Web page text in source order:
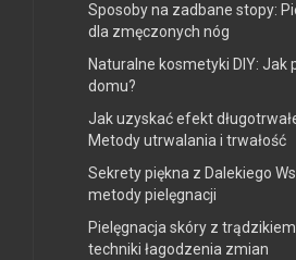
Sposoby na zadbane stopy:
dla zmęczonych nóg
Naturalne kosmetyki DIY: Jak
domu?
Jak uzyskać efekt
Metody utrwalania i trwałość
Sekrety piękna z Dalekiego
metody pielęgnacji
Pielęgnacja skóry z
techniki łagodzenia zmian